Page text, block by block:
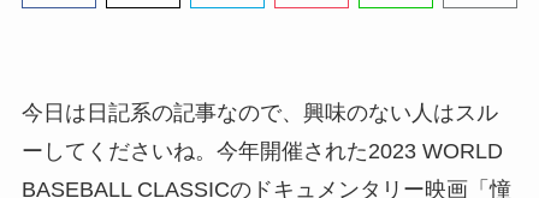
今日は日記系の記事なので、興味のない人はスル
ーしてくださいね。今年開催された2023 WORLD
BASEBALL CLASSICのドキュメンタリー映画「憧